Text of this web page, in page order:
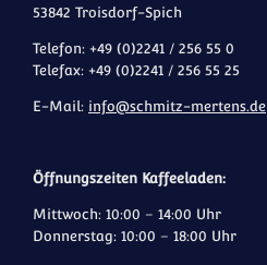
53842 Troisdorf-Spich
Telefon: +49 (0)2241 / 256 55 0
Telefax: +49 (0)2241 / 256 55 25
E-Mail: info@schmitz-mertens.de
Öffnungszeiten Kaffeeladen:
Mittwoch: 10:00 – 14:00 Uhr
Donnerstag: 10:00 – 18:00 Uhr